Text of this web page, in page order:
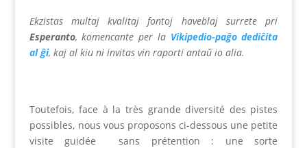
Ekzistas multaj kvalitaj fontoj haveblaj surrete pri
Esperanto, komencante per la Vikipedio-paĝo dediĉita
al ĝi, kaj al kiu ni invitas vin raporti antaŭ io alia.
Toutefois, face à la très grande diversité des pistes
possibles, nous vous proposons ci-dessous une petite
visite guidée sans prétention : une sorte